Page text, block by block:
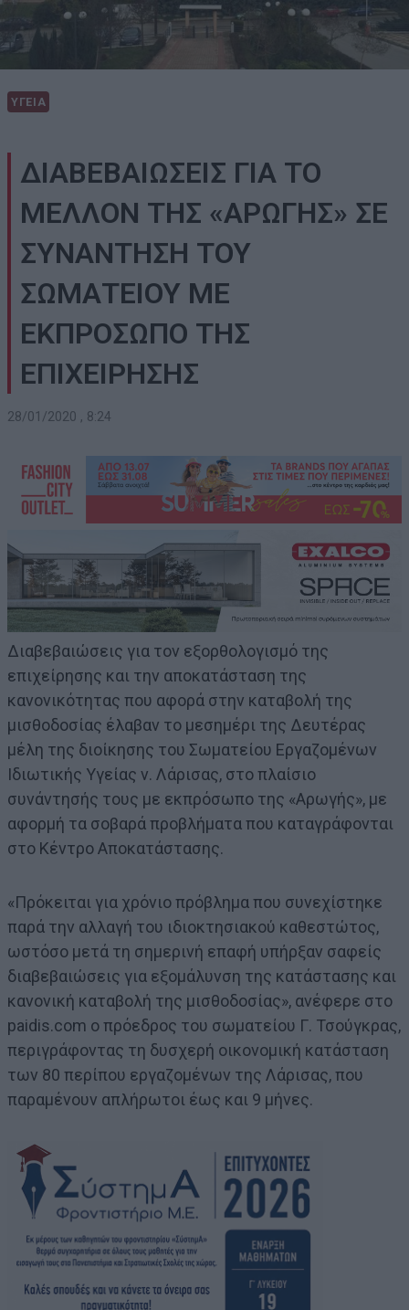
ΥΓΕΙΑ
ΔΙΑΒΕΒΑΙΩΣΕΙΣ ΓΙΑ ΤΟ
ΜΕΛΛΟΝ ΤΗΣ «ΑΡΩΓΗΣ» ΣΕ
ΣΥΝΑΝΤΗΣΗ ΤΟΥ
ΣΩΜΑΤΕΙΟΥ ΜΕ
ΕΚΠΡΟΣΩΠΟ ΤΗΣ
ΕΠΙΧΕΙΡΗΣΗΣ
28/01/2020 , 8:24
Διαβεβαιώσεις για τον εξορθολογισμό της
επιχείρησης και την αποκατάσταση της
κανονικότητας που αφορά στην καταβολή της
μισθοδοσίας έλαβαν το μεσημέρι της Δευτέρας
μέλη της διοίκησης του Σωματείου Εργαζομένων
Ιδιωτικής Υγείας ν. Λάρισας, στο πλαίσιο
συνάντησής τους με εκπρόσωπο της «Αρωγής», με
αφορμή τα σοβαρά προβλήματα που καταγράφονται
στο Κέντρο Αποκατάστασης.
«Πρόκειται για χρόνιο πρόβλημα που συνεχίστηκε
παρά την αλλαγή του ιδιοκτησιακού καθεστώτος,
ωστόσο μετά τη σημερινή επαφή υπήρξαν σαφείς
διαβεβαιώσεις για εξομάλυνση της κατάστασης και
κανονική καταβολή της μισθοδοσίας», ανέφερε στο
paidis.com ο πρόεδρος του σωματείου Γ. Τσούγκρας,
περιγράφοντας τη δυσχερή οικονομική κατάσταση
των 80 περίπου εργαζομένων της Λάρισας, που
παραμένουν απλήρωτοι έως και 9 μήνες.